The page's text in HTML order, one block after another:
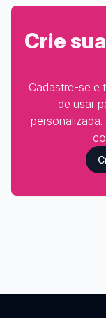
Crie
Cadastre-se e
de usar